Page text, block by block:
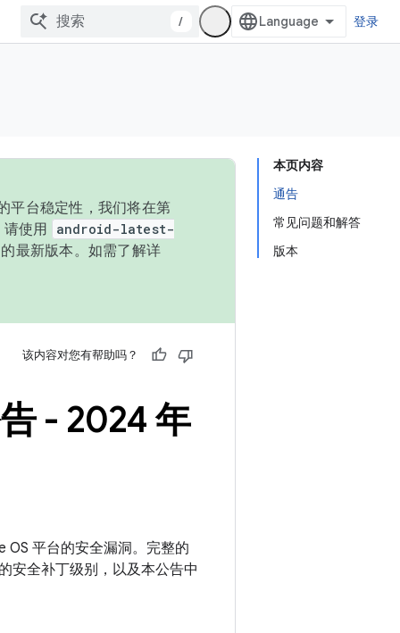
/ 登录
本页内容
通告
常见问题和解答
版本
平台稳定性，我们将在第
使用
android-latest-
最新版本。如需了解详
该内容对您有帮助吗？
- 2024 年
平台的安全漏洞。完整的
安全补丁级别，以及本公告中